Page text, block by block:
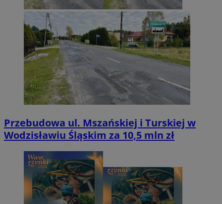
Przebudowa ul. Mszańskiej i Turskiej w
Wodzisławiu Śląskim za 10,5 mln zł